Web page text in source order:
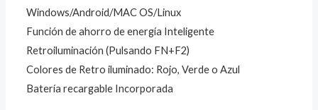
Windows/Android/MAC OS/Linux
Función de ahorro de energía Inteligente
Retroiluminación (Pulsando FN+F2)
Colores de Retro iluminado: Rojo, Verde o Azul
Batería recargable Incorporada